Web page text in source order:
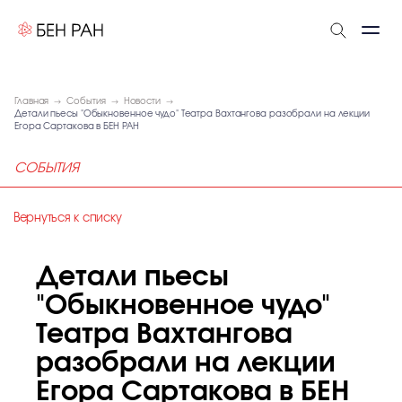
Главная События
Новости
Детали пьесы "Обыкновенное чудо" Театра Вахтангова разобрали на лекции
Егора Сартакова в БЕН РАН
СОБЫТИЯ
Вернуться к списку
Детали пьесы
"Обыкновенное чудо"
Театра Вахтангова
разобрали на лекции
Егора Сартакова в БЕН